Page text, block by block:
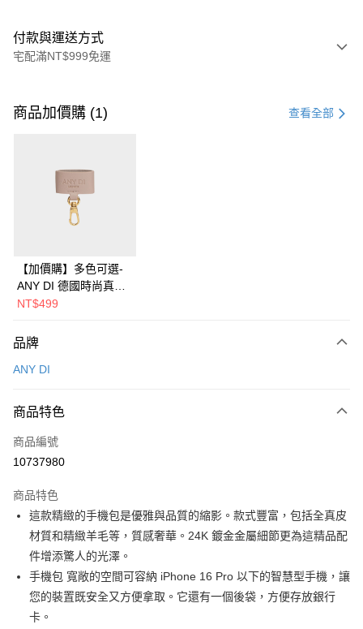
付款與運送方式
宅配滿NT$999免運
信用卡一次付款
3 期 0 利率 每期
合作金庫商業銀行
華南商業銀行
上海商業儲蓄銀行
臺灣中小企業銀行
匯豐（台灣）商業銀行
聯邦商業銀行
元大商業銀行
台新國際商業銀行
台灣樂天信用卡公司
6 期 0 利率 每期
合作金庫商業銀行
國泰世華商業銀行
臺灣中小企業銀行
匯豐（台灣）商業銀行
元大商業銀行
玉山商業銀行
台新國際商業銀行
Apple Pay
街口支付
Google Pay
ATM付款
運送方式
宅配
每筆NT$100，滿NT$999(含以上)免運費
付款後門市自取
免運費
商品加價購 (1) 查看全部
【加價購】多色可選-
ANY DI 德國時尚真皮
多功能吊扣
NT$499
品牌
ANY DI
商品特色
商品編號
10737980
商品特色
這款精緻的手機包是優雅與品質的縮影。款式豐富，包括全真皮
材質和精緻羊毛等，質感奢華。24K 鍍金金屬細節更為這精品配
件增添驚人的光澤。
手機包 寬敞的空間可容納 iPhone 16 Pro 以下的智慧型手機，讓
您的裝置既安全又方便拿取。它還有一個後袋，方便存放銀行
卡。